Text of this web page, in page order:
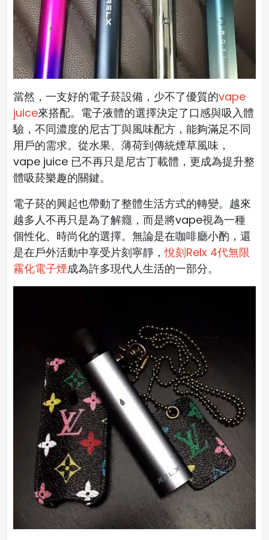
當然，一支好的電子菸設備，少不了優質的vape
juice來搭配。電子液體的選擇決定了口感與吸入體
驗，不同濃度的尼古丁與風味配方，能夠滿足不同
用戶的需求。從水果、薄荷到傳統煙草風味，
vape juice 已不再只是尼古丁載體，更成為提升整
體吸菸樂趣的關鍵。
電子菸的興起也帶動了整體生活方式的轉變。越來
越多人不再只是為了解癮，而是將vape視為一種
個性化、時尚化的選擇。無論是在咖啡廳小酌，還
是在戶外活動中享受片刻寧靜，悅刻Relx 4代無限
霧化電子煙成為許多現代人生活的一部分。